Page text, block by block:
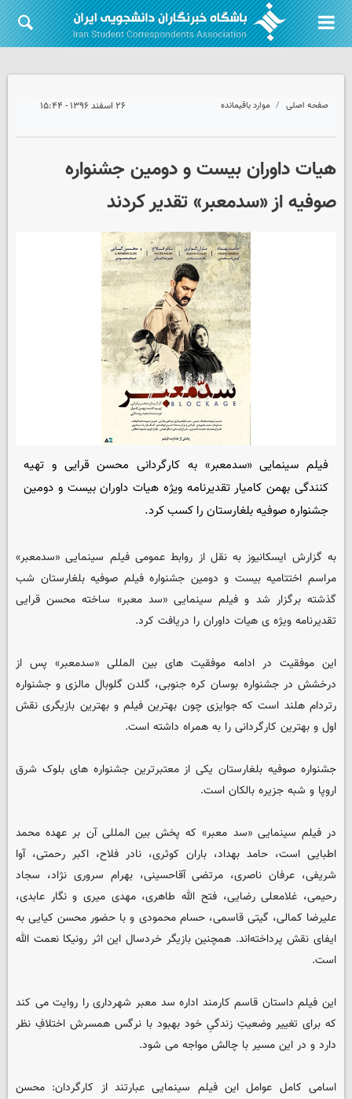
صفحه اصلی موارد باقیمانده ۲۶ اسفند ۱۳۹۶ - ۱۵:۴۴
هیات داوران بیست و دومین جشنواره
صوفیه از «سدمعبر» تقدیر کردند
فیلم سینمایى «سدمعبر» به کارگردانى محسن قرایى و تهیه
کنندگى بهمن کامیار تقدیرنامه ویژه هیات داوران بیست و دومین
جشنواره صوفیه بلغارستان را کسب کرد.
به گزارش ایسکانیوز به نقل از روابط عمومى فیلم سینمایى «سدمعبر»
مراسم اختتامیه بیست و دومین جشنواره فیلم صوفیه بلغارستان شب
گذشته برگزار شد و فیلم سینمایى «سد معبر» ساخته محسن قرایی
تقدیرنامه ویژه ى هیات داوران را دریافت کرد.
این موفقیت در ادامه موفقیت هاى بین المللى «سدمعبر» پس از
درخشش در جشنواره بوسان کره جنوبى، گلدن گلوبال مالزى و جشنواره
رتردام هلند است که جوایزى چون بهترین فیلم و بهترین بازیگرى نقش
اول و بهترین کارگردانى را به همراه داشته است.
جشنواره صوفیه بلغارستان یکى از معتبرترین جشنواره هاى بلوک شرق
اروپا و شبه جزیره بالکان است.
در فیلم سینمایی «سد معبر» که پخش بین المللى آن بر عهده محمد
اطبایى است، حامد بهداد، باران کوثری، نادر فلاح، اکبر رحمتی، آوا
شریفی، عرفان ناصری، مرتضی آقاحسینی، بهرام سروری نژاد، سجاد
رحیمی، غلامعلی رضایی، فتح الله طاهری، مهدی میری و نگار عابدی،
علیرضا کمالی، گیتی قاسمی، حسام محمودی و با حضور محسن کیایی به
ایفای نقش پرداخته‌اند. همچنین بازیگر خردسال این اثر رونیکا نعمت الله
است.
این فیلم داستان قاسم کارمند اداره سد معبر شهرداری را روایت می کند
که براى تغییر وضعیتِ زندگیِ خود بهبود با نرگس همسرش اختلافِ نظر
دارد و در این مسیر با چالش مواجه مى شود.
اسامی کامل عوامل این فیلم سینمایی عبارتند از کارگردان: محسن